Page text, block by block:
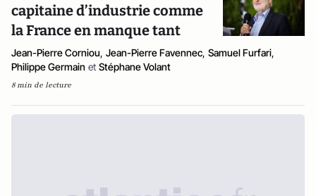
capitaine d’industrie comme
la France en manque tant
Jean-Pierre Corniou, Jean-Pierre Favennec, Samuel Furfari,
Philippe Germain et Stéphane Volant
8 min de lecture